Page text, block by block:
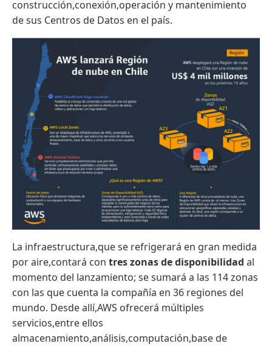
construcción,conexión,operación y mantenimiento
de sus Centros de Datos en el país.
La infraestructura,que se refrigerará en gran medida
por aire,contará con tres zonas de disponibilidad al
momento del lanzamiento; se sumará a las 114 zonas
con las que cuenta la compañía en 36 regiones del
mundo. Desde allí,AWS ofrecerá múltiples
servicios,entre ellos
almacenamiento,análisis,computación,base de